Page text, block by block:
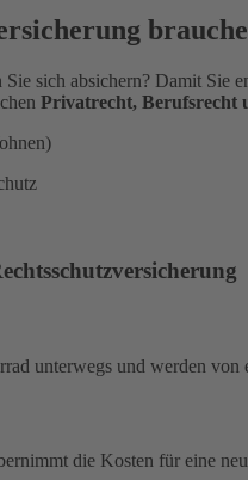
Sie sich absichern? Damit Sie
Privatrecht, Berufsrecht
unterwegs und werden
die Kosten für eine